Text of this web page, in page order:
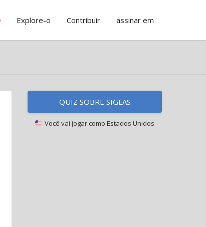
Explore-o Contribuir assinar em
QUIZ SOBRE SIGLAS
Você vai jogar como Estados Unidos